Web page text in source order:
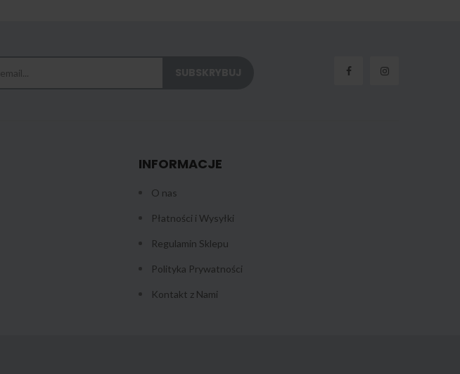
INFORMACJE
O nas
Płatności i Wysyłki
Regulamin Sklepu
Polityka Prywatności
Kontakt z Nami